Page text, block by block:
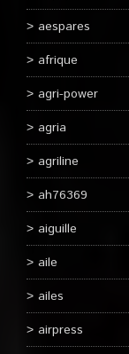
aespares
afrique
agri-power
agria
agriline
ah76369
aiguille
aile
ailes
airpress